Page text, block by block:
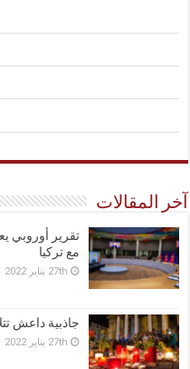
آخر المقالات
تقرير أوروبي
مع تركيا
27th يناير 2022
جاذبية داعش
27th يناير 2022